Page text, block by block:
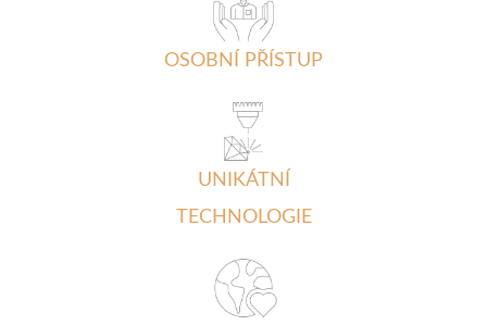
OSOBNÍ PŘÍSTUP
UNIKÁTNÍ
TECHNOLOGIE